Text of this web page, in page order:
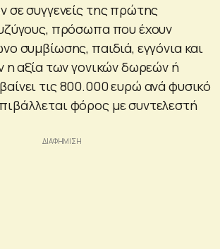
σε συγγενείς της πρώτης
πρόσωπα που έχουν
συμβίωσης, παιδιά, εγγόνια και
η αξία των γονικών δωρεών ή
τις 800.000 ευρώ ανά φυσικό
φόρος με συντελεστή